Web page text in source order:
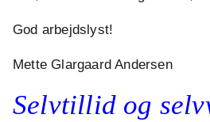
God arbejdslyst!
Mette Glargaard Andersen
Selvtillid og